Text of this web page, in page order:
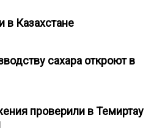
в Казахстане
сахара откроют в
проверили в Темиртау